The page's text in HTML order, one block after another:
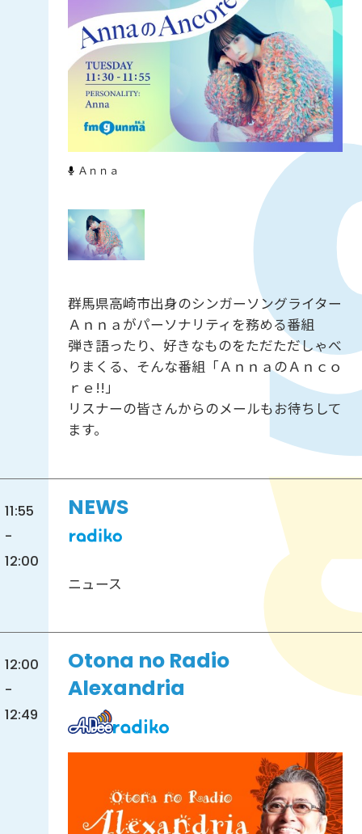
Ａｎｎａ
群馬県高崎市出身のシンガーソングライター
Ａｎｎａがパーソナリティを務める番組
弾き語ったり、好きなものをただただしゃべ
りまくる、そんな番組「ＡｎｎａのＡｎｃｏ
ｒｅ!!」
リスナーの皆さんからのメールもお待ちして
ます。
11:55
-
12:00
NEWS
ニュース
12:00
-
12:49
Otona no Radio
Alexandria